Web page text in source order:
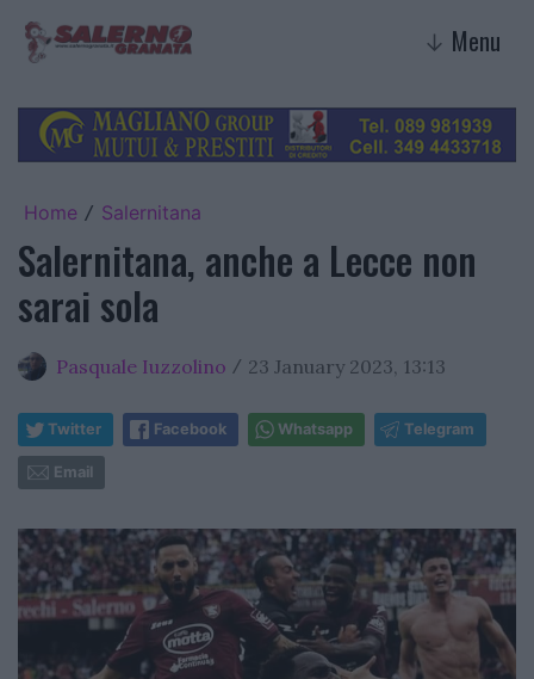
↓ Menu
Home / Salernitana
Salernitana, anche a Lecce non
sarai sola
Pasquale Iuzzolino / 23 January 2023, 13:13
Twitter Facebook Whatsapp Telegram
Email